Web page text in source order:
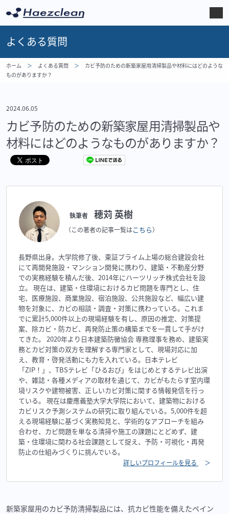
よくある質問
ホーム よくある質問
カビ予防のための新築家屋用清掃製品や材料にはどのような
ものがありますか？
2024.06.05
カビ予防のための新築家屋用清掃製品や
材料にはどのようなものがありますか？
執筆者 穂苅 英樹
（この著者の記事一覧はこちら）
長野県出身。大学院修了後、東証プライム上場の総合建設会社
にて再開発施設・マンション開発に携わり、建築・不動産分野
での実務経験を積んだ後、2014年にハーツリッチ株式会社を設
立。 現在は、建築・住環境におけるカビ問題を専門とし、住
宅、医療施設、商業施設、宿泊施設、公共施設など、幅広い建
物を対象に、カビの相談・調査・対策に携わっている。これま
でに累計5,000件以上の現場経験を有し、原因の推定、対策提
案、除カビ・防カビ、再発防止策の構築までを一貫して手がけ
てきた。 2020年より日本建築防黴協会 専務理事を務め、建築実
務とカビ対策の双方を理解する専門家として、現場対応に加
え、教育・啓発活動にも力を入れている。日本テレビ
「ZIP！」、TBSテレビ「ひるおび」をはじめとするテレビ出演
や、雑誌・各種メディアの取材を通じて、カビがもたらす室内環
境リスクや建物被害、正しいカビ対策に関する情報発信を行っ
ている。 現在は慶應義塾大学大学院において、建築物における
カビリスク予測システムの研究に取り組んでいる。5,000件を超
える現場経験に基づく実務知見と、学術的なアプローチを組み
合わせ、カビ問題を単なる清掃や施工の課題にとどめず、建
築・住環境に関わる社会課題として捉え、予防・可視化・再発
防止の仕組みづくりに挑んでいる。
詳しいプロフィールを見る ＞
新築家屋用のカビ予防清掃製品には、抗カビ性能を備えたペイン